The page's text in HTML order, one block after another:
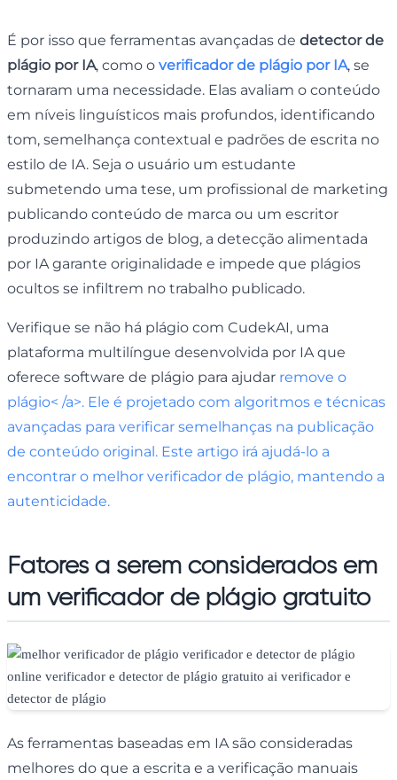
É por isso que ferramentas avançadas de detector de
plágio por IA, como o verificador de plágio por IA, se
tornaram uma necessidade. Elas avaliam o conteúdo
em níveis linguísticos mais profundos, identificando
tom, semelhança contextual e padrões de escrita no
estilo de IA. Seja o usuário um estudante
submetendo uma tese, um profissional de marketing
publicando conteúdo de marca ou um escritor
produzindo artigos de blog, a detecção alimentada
por IA garante originalidade e impede que plágios
ocultos se infiltrem no trabalho publicado.
Verifique se não há plágio com CudekAI, uma
plataforma multilíngue desenvolvida por IA que
oferece software de plágio para ajudar remove o
plágio< /a>. Ele é projetado com algoritmos e técnicas
avançadas para verificar semelhanças na publicação
de conteúdo original. Este artigo irá ajudá-lo a
encontrar o melhor verificador de plágio, mantendo a
autenticidade.
Fatores a serem considerados em
um verificador de plágio gratuito
As ferramentas baseadas em IA são consideradas
melhores do que a escrita e a verificação manuais